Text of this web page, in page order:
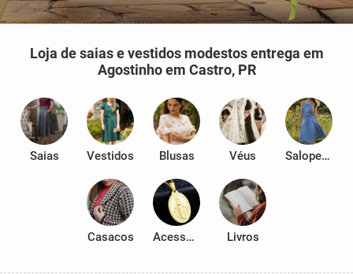
Loja de saias e vestidos modestos entrega em
Agostinho em Castro, PR
Saias Vestidos Blusas Véus Salopetes
Casacos Acessórios Livros